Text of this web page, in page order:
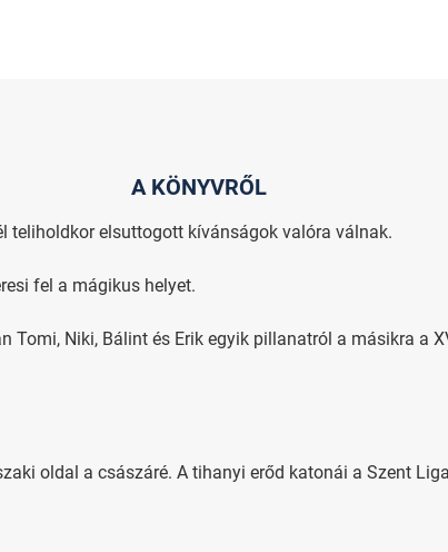
A KÖNYVRŐL
teliholdkor elsuttogott kívánságok valóra válnak.
fel a mágikus helyet.
Tomi, Niki, Bálint és Erik egyik pillanatról a másikra a
oldal a császáré. A tihanyi erőd katonái a Szent